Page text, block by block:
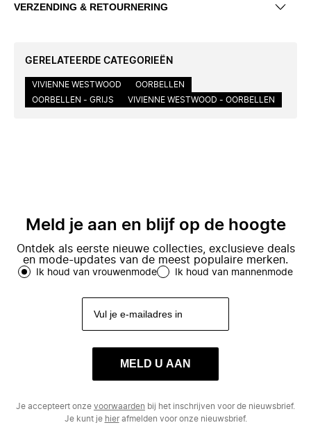
VERZENDING & RETOURNERING
GERELATEERDE CATEGORIEËN
VIVIENNE WESTWOOD
OORBELLEN
OORBELLEN - GRIJS
VIVIENNE WESTWOOD - OORBELLEN
Meld je aan en blijf op de hoogte
Ontdek als eerste nieuwe collecties, exclusieve deals
en mode-updates van de meest populaire merken.
Ik houd van vrouwenmode Ik houd van mannenmode
MELD U AAN
Je accepteert onze voorwaarden bij het inschrijven voor de nieuwsbrief.
Je kunt je hierafmelden voor onze nieuwsbrief.